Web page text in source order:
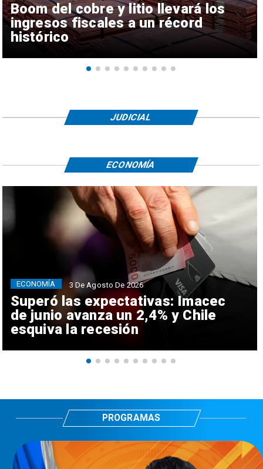
Boom del cobre y litio llevará los
ingresos fiscales a un récord
histórico
JUDICIAL
Superó las expectativas: Imacec
de junio avanza un 2,4% y Chile
esquiva la recesión
ECONOMÍA 3 De Agosto De 2026
ECONOMÍA
PROGRAMAS